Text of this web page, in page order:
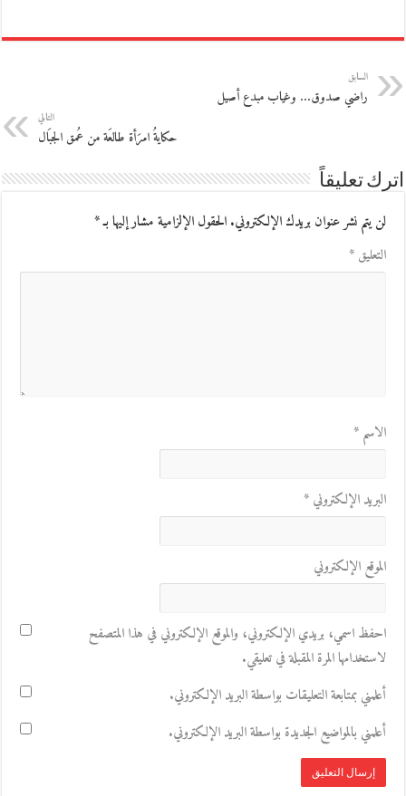
السابق
راضي صدوق… وغياب مبدع أصيل
التالي
حكايةُ امرَأة طالعَة من عُمق الجبَال
اترك تعليقاً
لن يتم نشر عنوان بريدك الإلكتروني.الحقول الإلزامية مشار إليها بـ*
التعليق*
الاسم*
البريد الإلكتروني*
الموقع الإلكتروني
احفظ اسمي، بريدي الإلكتروني، والموقع الإلكتروني في هذا المتصفح
لاستخدامها المرة المقبلة في تعليقي.
أعلمني بمتابعة التعليقات بواسطة البريد الإلكتروني.
أعلمني بالمواضيع الجديدة بواسطة البريد الإلكتروني.